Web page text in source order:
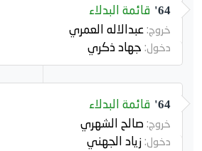
64' قائمة البدلاء
خروج:عبدالاله العمري
دخول: جهاد ذكري
64' قائمة البدلاء
خروج:صالح الشهري
دخول:زياد الجهني